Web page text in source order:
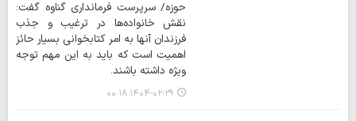
حوزه/ سرپرست فرمانداری گناوه گفت:
نقش خانواده‌ها در ترغیب و جذب
فرزندان آنها به امر کتابخوانی بسیار حائز
اهمیت است که باید به این مهم توجه
ویژه داشته باشند.
۱۴۰۴-۰۲-۲۹ ۰۰:۱۸